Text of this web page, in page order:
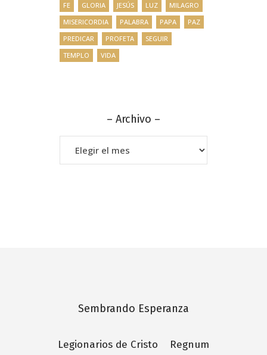
FE
GLORIA JESÚS LUZ
MILAGRO
MISERICORDIA
PALABRA PAPA
PAZ
PREDICAR
PROFETA
SEGUIR
TEMPLO
VIDA
– Archivo –
–
Archivo
–
Sembrando Esperanza
Legionarios de Cristo Regnum